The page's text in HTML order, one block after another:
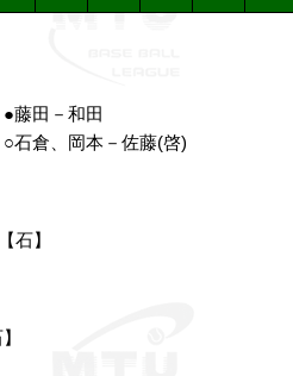
藤田－和田
石倉、岡本－佐藤(啓)
石】